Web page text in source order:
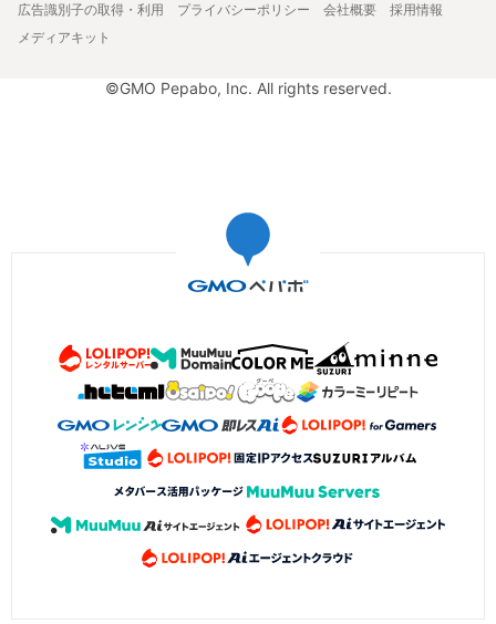
広告識別子の取得・利用
プライバシーポリシー 会社概要
採用情報
メディアキット
©GMO Pepabo, Inc. All rights reserved.